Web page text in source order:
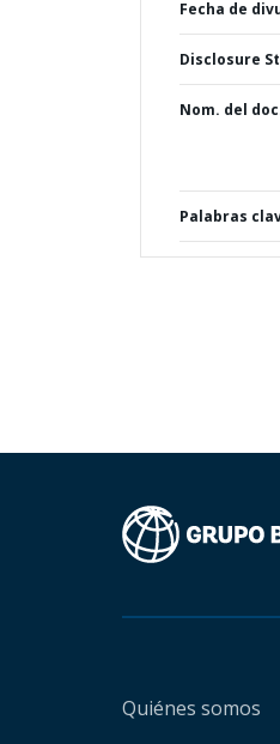
Fecha de
Disclosure
Nom. del
Palabras
Quiénes somos